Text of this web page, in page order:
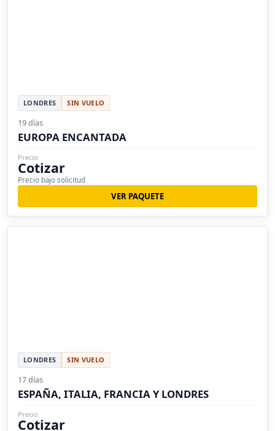
LONDRES SIN VUELO
19 días
EUROPA ENCANTADA
Precio
Cotizar
Precio bajo solicitud
VER PAQUETE
LONDRES SIN VUELO
17 días
ESPAÑA, ITALIA, FRANCIA Y LONDRES
Precio
Cotizar